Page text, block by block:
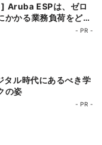
Aruba ESPは、ゼロ
かかる業務負荷をどれ
ができるか
- PR -
タル時代にあるべき学
の姿
- PR -